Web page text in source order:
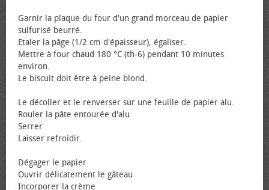
Garnir la plaque du four d'un grand morceau de papier
sulfurisé beurré.
Etaler la pâge (1/2 cm d'épaisseur), égaliser.
Mettre à four chaud 180 °C (th-6) pendant 10 minutes
environ.
Le biscuit doit être à peine blond.
Le décoller et le renverser sur une feuille de papier alu.
Rouler la pâte entourée d'alu
Serrer
Laisser refroidir.
Dégager le papier
Ouvrir délicatement le gâteau
Incorporer la crème